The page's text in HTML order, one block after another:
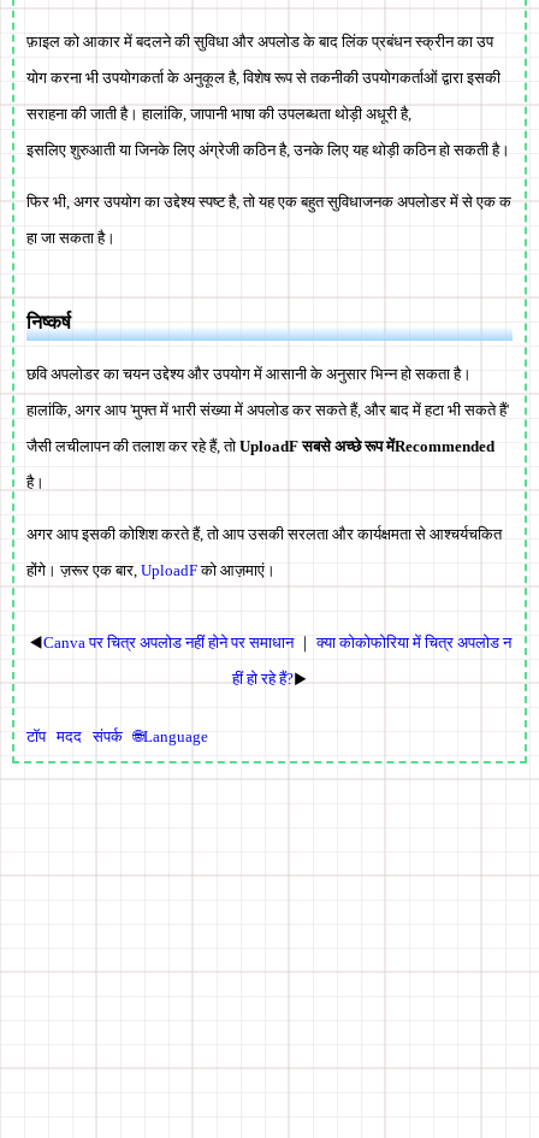
फ़ाइल को आकार में बदलने की सुविधा और अपलोड के बाद लिंक प्रबंधन स्क्रीन का उप
योग करना भी उपयोगकर्ता के अनुकूल है, विशेष रूप से तकनीकी उपयोगकर्ताओं द्वारा इसकी
सराहना की जाती है। हालांकि, जापानी भाषा की उपलब्धता थोड़ी अधूरी है,
इसलिए शुरुआती या जिनके लिए अंग्रेजी कठिन है, उनके लिए यह थोड़ी कठिन हो सकती है।
फिर भी, अगर उपयोग का उद्देश्य स्पष्ट है, तो यह एक बहुत सुविधाजनक अपलोडर में से एक क
हा जा सकता है।
निष्कर्ष
छवि अपलोडर का चयन उद्देश्य और उपयोग में आसानी के अनुसार भिन्न हो सकता है।
हालांकि, अगर आप 'मुफ्त में भारी संख्या में अपलोड कर सकते हैं, और बाद में हटा भी सकते हैं'
जैसी लचीलापन की तलाश कर रहे हैं, तोUploadF सबसे अच्छे रूप मेंRecommended
है।
अगर आप इसकी कोशिश करते हैं, तो आप उसकी सरलता और कार्यक्षमता से आश्चर्यचकित
होंगे। ज़रूर एक बार, UploadFको आज़माएं।
◀Canva पर चित्र अपलोड नहीं होने पर समाधान｜क्या कोकोफोरिया में चित्र अपलोड न
हीं हो रहे हैं?▶
टॉप मदद संपर्क 🌐Language